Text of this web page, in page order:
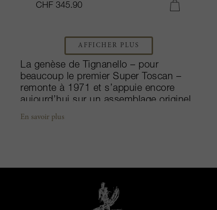
CHF 345.90
AFFICHER PLUS
La genèse de Tignanello – pour
beaucoup le premier Super Toscan –
remonte à 1971 et s’appuie encore
aujourd’hui sur un assemblage originel
de cabernet-sauvignon et de
sangiovese. Niché dans les collines
vignes réparties sur l’aire d’appellation
de Chianti Classico. Depuis le milieu du
19ème siècle, plus que toute autre,
cette propriété mythique est restée
En savoir plus